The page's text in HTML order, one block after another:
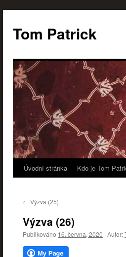
Tom Patrick
Přejít
obsahu
webu
Úvodní stránka Kdo je Tom
← Výzva (25)
Výzva (26)
Publikováno 16. června, 2020 | Autor: